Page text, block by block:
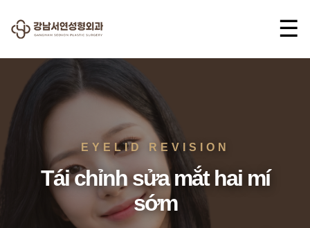
☰
EYELID REVISION
Tái chỉnh sửa mắt hai mí
sớm